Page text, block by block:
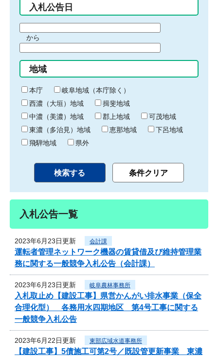
入札公告日
間
始
り
から
間
終
わ
り
地域
本庁
岐阜地域（本庁除く）
西濃（大垣）地域
揖斐地域
中濃（美濃）地域
郡上地域
可茂地域
東濃（多治見）地域
恵那地域
下呂地域
飛騨地域
県外
入札公告一覧
2023年6月23日更新 会計課
運転者管理ネットワーク機器の賃貸借及び維持管理業
務に関する一般競争入札公告（会計課）
2023年6月23日更新 岐阜農林事務所
入札取止め【建設工事】県営かんがい排水事業（保全
合理化型） 各務用水四期地区 第4号工事に関する
一般競争入札公告
2023年6月22日更新 東部広域水道事務所
【建設工事】5債施工可第2号／既設管更新事業 東濃